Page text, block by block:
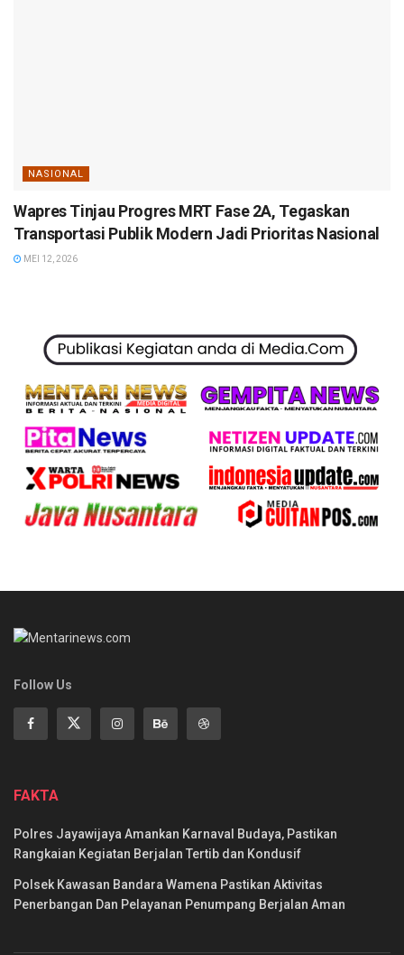
NASIONAL
Wapres Tinjau Progres MRT Fase 2A, Tegaskan
Transportasi Publik Modern Jadi Prioritas Nasional
MEI 12, 2026
Follow Us
FAKTA
Polres Jayawijaya Amankan Karnaval Budaya, Pastikan
Rangkaian Kegiatan Berjalan Tertib dan Kondusif
Polsek Kawasan Bandara Wamena Pastikan Aktivitas
Penerbangan Dan Pelayanan Penumpang Berjalan Aman